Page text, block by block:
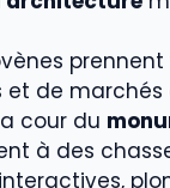
prennent
et de marchés
cour du
à des